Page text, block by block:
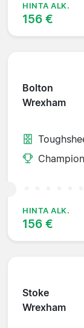
HINTA ALK.
156 €
Bolton
Wrexham
HINTA ALK.
156 €
Stoke
Wrexham